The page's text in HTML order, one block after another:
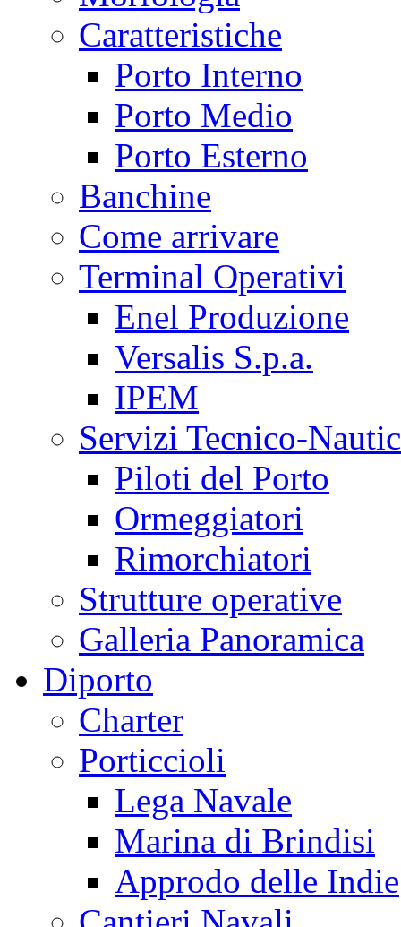
Caratteristiche
Porto Interno
Porto Medio
Porto Esterno
Banchine
Come arrivare
Terminal Operativi
Enel Produzione
Versalis S.p.a.
IPEM
Servizi Tecnico-
Piloti del Porto
Ormeggiatori
Rimorchiatori
Strutture operative
Galleria Panoramica
Diporto
Charter
Porticcioli
Lega Navale
Marina di Brindisi
Approdo delle Indie